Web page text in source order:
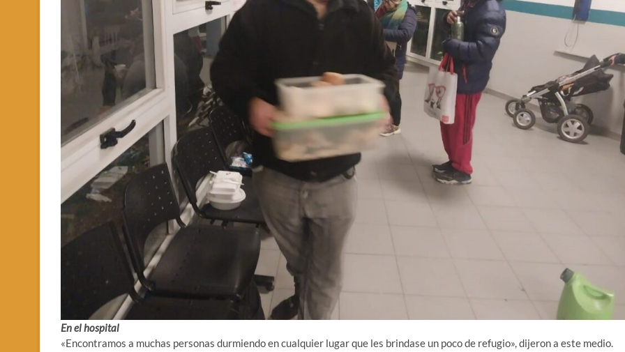
En el hospital
«Encontramos a muchas personas durmiendo en cualquier lugar que les brindase un poco de refugio», dijeron a este medio.